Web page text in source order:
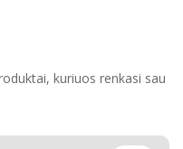
kuriuos renkasi sau